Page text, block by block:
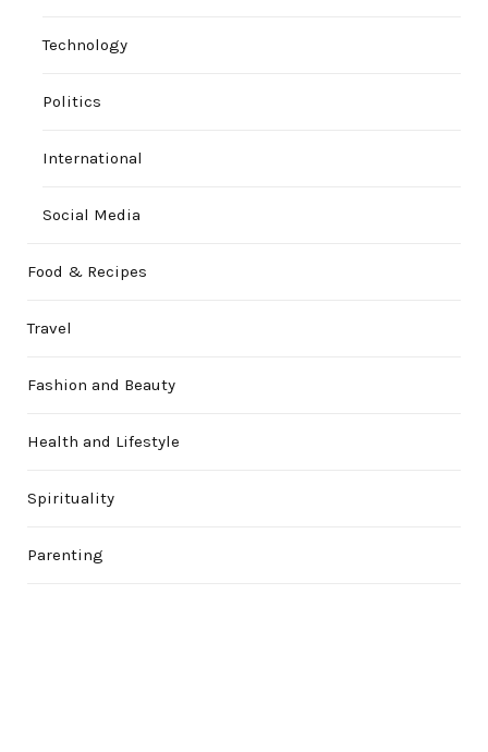
Technology
Politics
International
Social Media
Food & Recipes
Travel
Fashion and Beauty
Health and Lifestyle
Spirituality
Parenting